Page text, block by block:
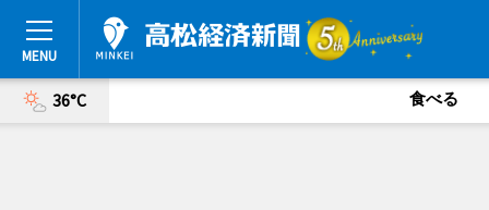
36°C 食べる